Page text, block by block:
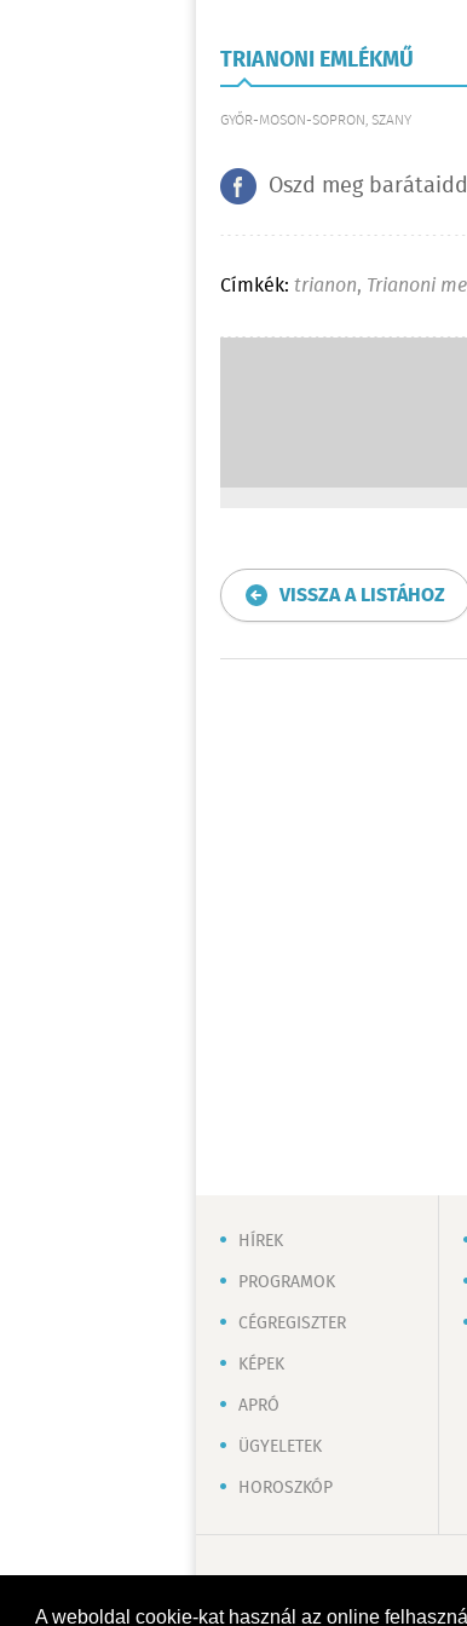
A weboldal cookie-kat használ az online
TRIANONI EMLÉKMŰ
GYŐR-MOSON-SOPRON, SZANY
Oszd meg
Címkék: trianon, Trianoni
VISSZA A LISTÁHOZ
HÍREK
PROGRAMOK
CÉGREGISZTER
KÉPEK
APRÓ
ÜGYELETEK
HOROSZKÓP